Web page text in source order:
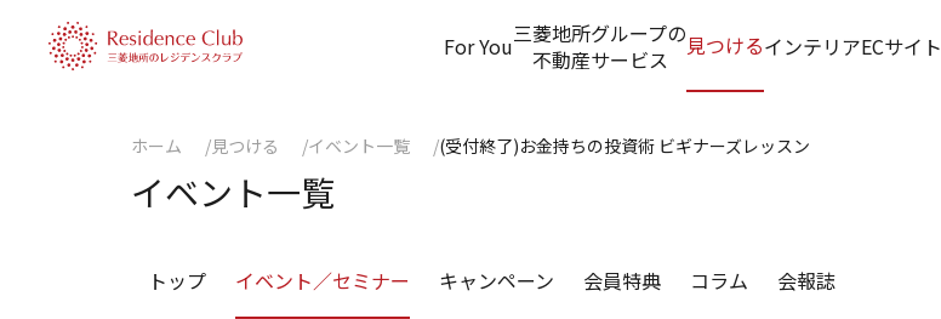
For You三菱地所グループの
不動産サービス
見つけるインテリアECサイト
ホーム 見つける イベント一覧 (受付終了)お金持ちの投資術 ビギナーズレッスン
イベント一覧
トップ イベント／セミナー キャンペーン 会員特典 コラム 会報誌